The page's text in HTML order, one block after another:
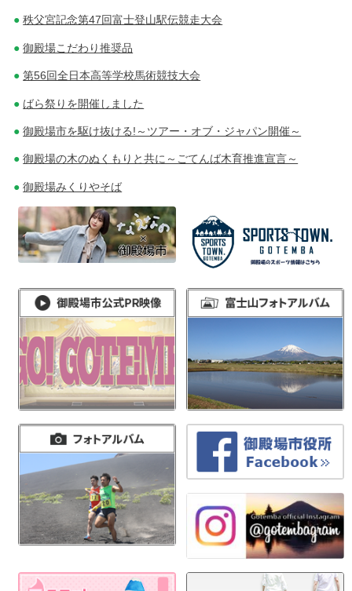
秩父宮記念第47回富士登山駅伝競走大会
御殿場こだわり推奨品
第56回全日本高等学校馬術競技大会
ばら祭りを開催しました
御殿場市を駆け抜ける!～ツアー・オブ・ジャパン開催～
御殿場の木のぬくもりと共に～ごてんば木育推進宣言～
御殿場みくりやそば